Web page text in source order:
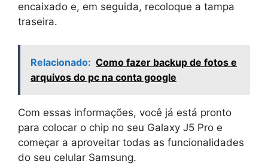
encaixado e, em seguida, recoloque a tampa
traseira.
Relacionado: Como fazer backup de fotos e
arquivos do pc na conta google
Com essas informações, você já está pronto
para colocar o chip no seu Galaxy J5 Pro e
começar a aproveitar todas as funcionalidades
do seu celular Samsung.